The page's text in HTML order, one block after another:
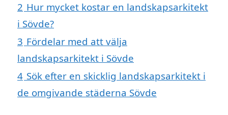
2 Hur mycket kostar en landskapsarkitekt
i Sövde?
3 Fördelar med att välja
landskapsarkitekt i Sövde
4 Sök efter en skicklig landskapsarkitekt i
de omgivande städerna Sövde